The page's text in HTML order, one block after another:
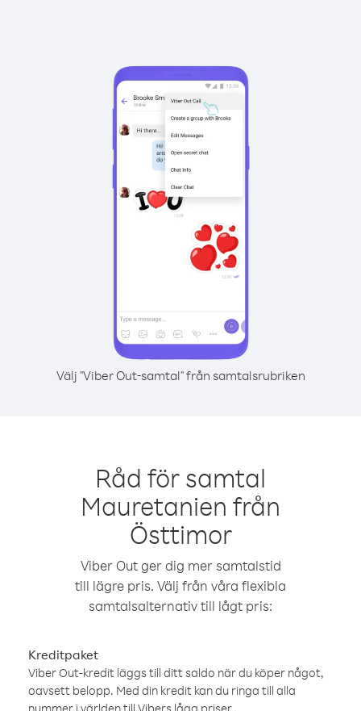
Välj "Viber Out-samtal" från samtalsrubriken
Råd för samtal
Mauretanien från
Östtimor
Viber Out ger dig mer samtalstid
till lägre pris. Välj från våra flexibla
samtalsalternativ till lågt pris:
Kreditpaket
Viber Out-kredit läggs till ditt saldo när du köper något,
oavsett belopp. Med din kredit kan du ringa till alla